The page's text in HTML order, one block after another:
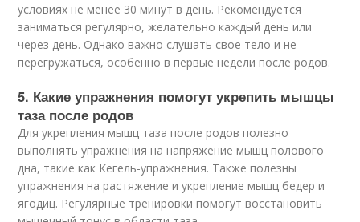
условиях не менее 30 минут в день. Рекомендуется
заниматься регулярно, желательно каждый день или
через день. Однако важно слушать свое тело и не
перегружаться, особенно в первые недели после родов.
5. Какие упражнения помогут укрепить мышцы
таза после родов
Для укрепления мышц таза после родов полезно
выполнять упражнения на напряжение мышц полового
дна, такие как Кегель-упражнения. Также полезны
упражнения на растяжение и укрепление мышц бедер и
ягодиц. Регулярные тренировки помогут восстановить